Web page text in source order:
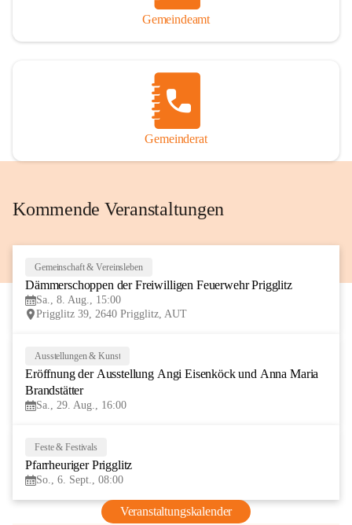
Gemeindeamt
Gemeinderat
Kommende Veranstaltungen
Gemeinschaft & Vereinsleben
Dämmerschoppen der Freiwilligen Feuerwehr Prigglitz
Sa., 8. Aug., 15:00
Prigglitz 39, 2640 Prigglitz, AUT
AUG
Ausstellungen & Kunst
Eröffnung der Ausstellung Angi Eisenköck und Anna Maria
Brandstätter
Sa., 29. Aug., 16:00
Feste & Festivals
Pfarrheuriger Prigglitz
So., 6. Sept., 08:00
Veranstaltungskalender